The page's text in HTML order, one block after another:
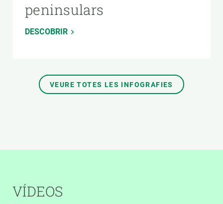
peninsulars
DESCOBRIR
VEURE TOTES LES INFOGRAFIES
VÍDEOS